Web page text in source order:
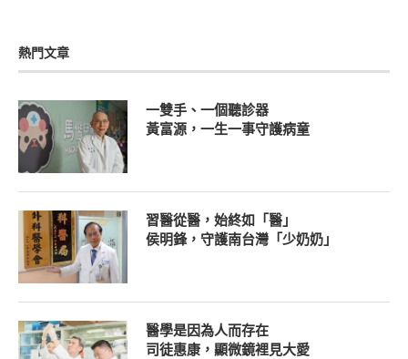
熱門文章
一雙手、一個聽診器
黃富源，一生一事守護病童
習醫從醫，始終如「醫」
侯明鋒，守護南台灣「少奶奶」
醫學是因為人而存在
司徒惠康，顯微鏡裡見大愛